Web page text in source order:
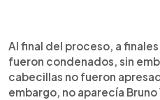
Al final del proceso, a
fueron condenados, sin
cabecillas no fueron
embargo, no aparecía